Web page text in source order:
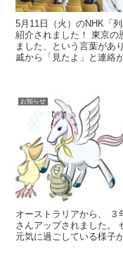
5月11日（火）のNHK「
紹介されました！ 東京の
ました、という言葉が
戚から「見たよ」と連絡
お知らせ
オーストラリアから、 ３
さんアップされました。
元気に過ごしている様子